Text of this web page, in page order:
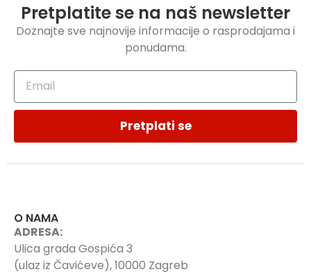
Pretplatite se na naš newsletter
Doznajte sve najnovije informacije o rasprodajama i
ponudama.
Pretplati se
O NAMA
ADRESA:
Ulica grada Gospića 3
(ulaz iz Čavićeve), 10000 Zagreb